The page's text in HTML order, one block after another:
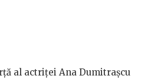
al actriței Ana Dumitrașcu